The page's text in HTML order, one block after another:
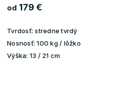
od 179 €
Tvrdosť: stredne tvrdý
Nosnosť: 100 kg / lôžko
Výška: 13 / 21 cm